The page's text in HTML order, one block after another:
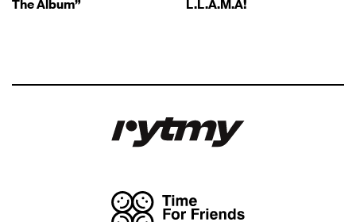
The Album”
L.L.A.M.A!